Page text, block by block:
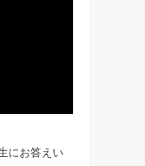
にお答えい